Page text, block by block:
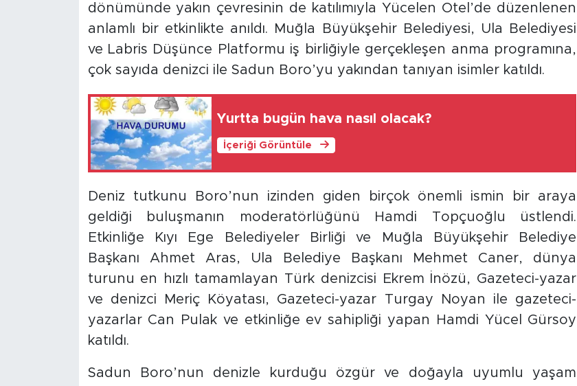
dönümünde yakın çevresinin de katılımıyla Yücelen Otel’de düzenlenen
anlamlı bir etkinlikte anıldı. Muğla Büyükşehir Belediyesi, Ula Belediyesi
ve Labris Düşünce Platformu iş birliğiyle gerçekleşen anma programına,
çok sayıda denizci ile Sadun Boro’yu yakından tanıyan isimler katıldı.
Yurtta bugün hava nasıl olacak?
İçeriği Görüntüle
Deniz tutkunu Boro’nun izinden giden birçok önemli ismin bir araya
geldiği buluşmanın moderatörlüğünü Hamdi Topçuoğlu üstlendi.
Etkinliğe Kıyı Ege Belediyeler Birliği ve Muğla Büyükşehir Belediye
Başkanı Ahmet Aras, Ula Belediye Başkanı Mehmet Caner, dünya
turunu en hızlı tamamlayan Türk denizcisi Ekrem İnözü, Gazeteci-yazar
ve denizci Meriç Köyatası, Gazeteci-yazar Turgay Noyan ile gazeteci-
yazarlar Can Pulak ve etkinliğe ev sahipliği yapan Hamdi Yücel Gürsoy
katıldı.
Sadun Boro’nun denizle kurduğu özgür ve doğayla uyumlu yaşam